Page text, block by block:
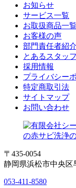
お知らせ
サービス一覧
お取扱商品一覧
お客様の声
部門責任者紹介
とあるスタッ
採用情報
プライバシー
特定商取引法
サイトマップ
お問い合わせ
〒435-0054
静岡県浜松市中央区
053-411-8580